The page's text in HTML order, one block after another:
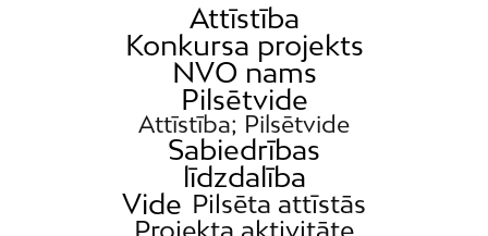
Attīstība
Konkursa projekts
NVO nams
Pilsētvide
Attīstība; Pilsētvide
Sabiedrības
līdzdalība
Vide Pilsēta attīstās
Projekta aktivitāte